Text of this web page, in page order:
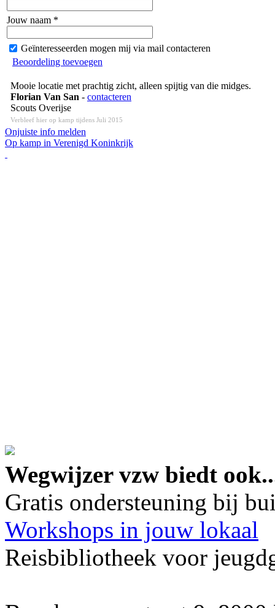
Jouw naam *
Geïnteresseerden mogen mij via mail contacteren
Beoordeling toevoegen
Mooie locatie met prachtig zicht, alleen spijtig van die midges.
Florian Van San - contacteren
Scouts Overijse
Verbleef hier op kamp tijdens Juli 2015
Onjuiste info melden
Op kamp in Verenigd Koninkrijk
Wegwijzer vzw biedt
Gratis ondersteuning bij
Workshops in jouw lokaal
Reisbibliotheek voor